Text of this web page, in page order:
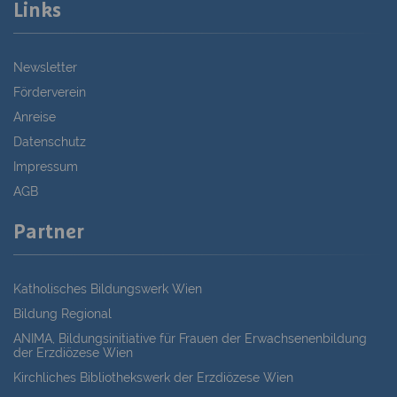
Links
Newsletter
Förderverein
Anreise
Datenschutz
Impressum
AGB
Partner
Katholisches Bildungswerk Wien
Bildung Regional
ANIMA, Bildungsinitiative für Frauen der Erwachsenenbildung
der Erzdiözese Wien
Kirchliches Bibliothekswerk der Erzdiözese Wien